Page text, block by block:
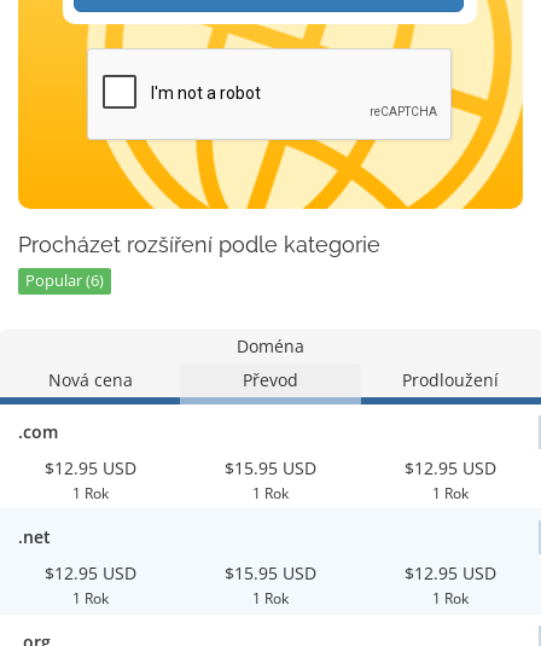
Procházet rozšíření podle kategorie
Popular (6)
Doména
Nová cena
Převod Prodloužení
.com
$12.95 USD
1 Rok
$15.95 USD
1 Rok
$12.95 USD
1 Rok
.net
$12.95 USD
1 Rok
$15.95 USD
1 Rok
$12.95 USD
1 Rok